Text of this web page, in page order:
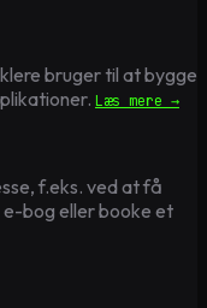
bruger til at bygge
Læs mere →
f.eks. ved at få
bog eller booke et